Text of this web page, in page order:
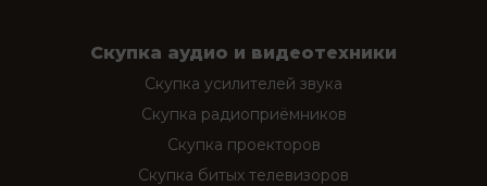
Скупка аудио и видеотехники
Скупка усилителей звука
Скупка радиоприёмников
Скупка проекторов
Скупка битых телевизоров